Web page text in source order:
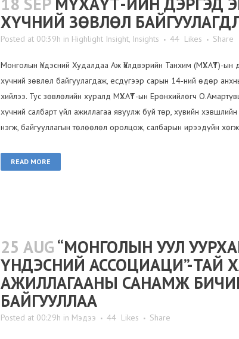
ХҮЧНИЙ ЗӨВЛӨЛ
Posted at 00:39h in Highlight Insight, Insights 44 Likes Share
Монголын Үндэсний Худалдаа Аж Үйлдвэрийн Танхим (МҮХАҮТ)-ын
хүчний зөвлөл байгуулагдаж, есдүгээр сарын 14-ний өдөр
хийлээ. Тус зөвлөлийн хуралд МҮХАҮТ-ын Ерөнхийлөгч
хүчний салбарт үйл ажиллагаа явуулж буй төр, хувийн
нэгж, байгууллагын төлөөлөл оролцож, салбарын ирээдүйн
READ MORE
25 AUG“МОНГОЛЫН УУЛ
ҮНДЭСНИЙ АССОЦИАЦИ”-ТАЙ
АЖИЛЛАГААНЫ САНАМЖ
БАЙГУУЛЛАА
Posted at 00:29h in Мэдээ 44 Likes Share